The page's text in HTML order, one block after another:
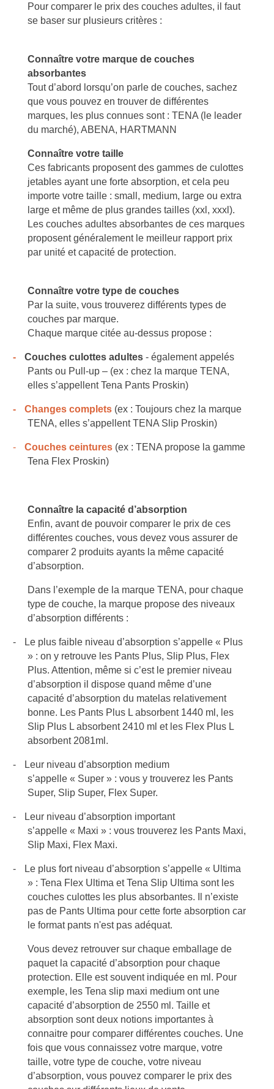
Pour comparer le prix des couches adultes, il faut
se baser sur plusieurs critères :
Connaître votre marque de couches
absorbantes
Tout d’abord lorsqu’on parle de couches, sachez
que vous pouvez en trouver de différentes
marques, les plus connues sont : TENA (le leader
du marché), ABENA, HARTMANN
Connaître votre taille
Ces fabricants proposent des gammes de culottes
jetables ayant une forte absorption, et cela peu
importe votre taille : small, medium, large ou extra
large et même de plus grandes tailles (xxl, xxxl).
Les couches adultes absorbantes de ces marques
proposent généralement le meilleur rapport prix
par unité et capacité de protection.
Connaître votre type de couches
Par la suite, vous trouverez différents types de
couches par marque.
Chaque marque citée au-dessus propose :
- Couches culottes adultes - également appelés
Pants ou Pull-up – (ex : chez la marque TENA,
elles s’appellent Tena Pants Proskin)
- Changes complets (ex : Toujours chez la marque
TENA, elles s’appellent TENA Slip Proskin)
- Couches ceintures (ex : TENA propose la gamme
Tena Flex Proskin)
Connaître la capacité d’absorption
Enfin, avant de pouvoir comparer le prix de ces
différentes couches, vous devez vous assurer de
comparer 2 produits ayants la même capacité
d’absorption.
Dans l’exemple de la marque TENA, pour chaque
type de couche, la marque propose des niveaux
d’absorption différents :
-
Le plus faible niveau d’absorption s’appelle « Plus
» : on y retrouve les Pants Plus, Slip Plus, Flex
Plus. Attention, même si c’est le premier niveau
d’absorption il dispose quand même d’une
capacité d’absorption du matelas relativement
bonne. Les Pants Plus L absorbent 1440 ml, les
Slip Plus L absorbent 2410 ml et les Flex Plus L
absorbent 2081ml.
-
Leur niveau d’absorption medium
s’appelle « Super » : vous y trouverez les Pants
Super, Slip Super, Flex Super.
-
Leur niveau d’absorption important
s’appelle « Maxi » : vous trouverez les Pants Maxi,
Slip Maxi, Flex Maxi.
-
Le plus fort niveau d’absorption s’appelle « Ultima
» : Tena Flex Ultima et Tena Slip Ultima sont les
couches culottes les plus absorbantes. Il n’existe
pas de Pants Ultima pour cette forte absorption car
le format pants n'est pas adéquat.
Vous devez retrouver sur chaque emballage de
paquet la capacité d’absorption pour chaque
protection. Elle est souvent indiquée en ml. Pour
exemple, les Tena slip maxi medium ont une
capacité d’absorption de 2550 ml. Taille et
absorption sont deux notions importantes à
connaitre pour comparer différentes couches. Une
fois que vous connaissez votre marque, votre
taille, votre type de couche, votre niveau
d’absorption, vous pouvez comparer le prix des